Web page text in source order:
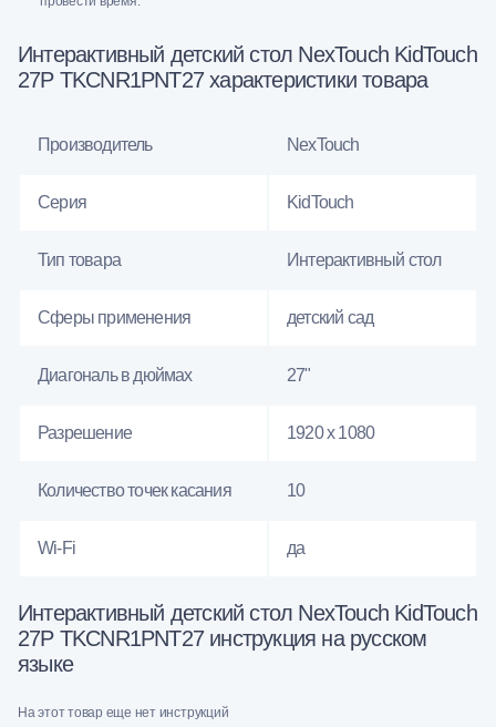
Интерактивный детский стол NexTouch KidTouch
27Р TKCNR1PNT27 характеристики товара
Производитель NexTouch
Серия KidTouch
Тип товара Интерактивный стол
Сферы применения детский сад
Диагональ в дюймах 27"
Разрешение 1920 x 1080
Количество точек касания 10
Wi-Fi да
Интерактивный детский стол NexTouch KidTouch
27Р TKCNR1PNT27 инструкция на русском
языке
На этот товар еще нет инструкций